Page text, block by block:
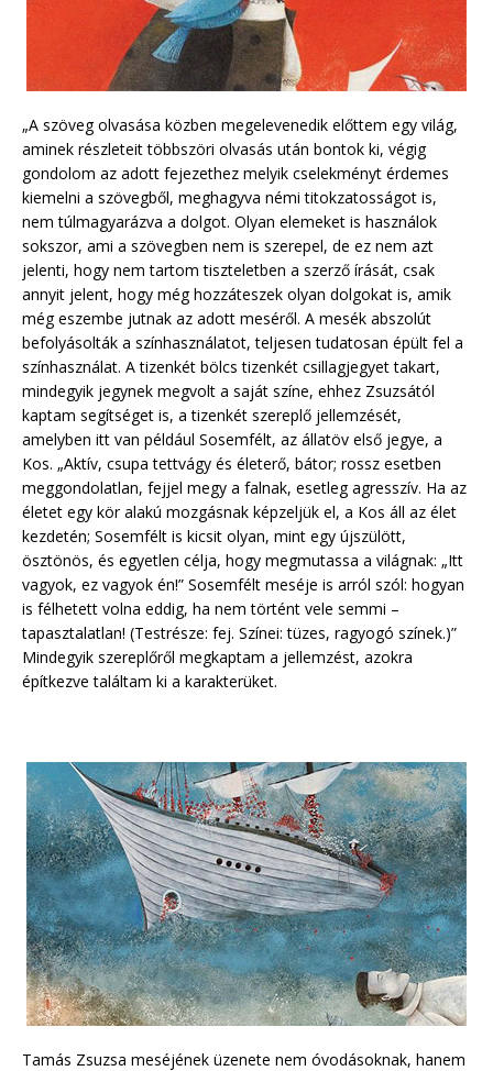
„A szöveg olvasása közben megelevenedik előttem egy világ,
aminek részleteit többszöri olvasás után bontok ki, végig
gondolom az adott fejezethez melyik cselekményt érdemes
kiemelni a szövegből, meghagyva némi titokzatosságot is,
nem túlmagyarázva a dolgot. Olyan elemeket is használok
sokszor, ami a szövegben nem is szerepel, de ez nem azt
jelenti, hogy nem tartom tiszteletben a szerző írását, csak
annyit jelent, hogy még hozzáteszek olyan dolgokat is, amik
még eszembe jutnak az adott meséről. A mesék abszolút
befolyásolták a színhasználatot, teljesen tudatosan épült fel a
színhasználat. A tizenkét bölcs tizenkét csillagjegyet takart,
mindegyik jegynek megvolt a saját színe, ehhez Zsuzsától
kaptam segítséget is, a tizenkét szereplő jellemzését,
amelyben itt van például Sosemfélt, az állatöv első jegye, a
Kos. „Aktív, csupa tettvágy és életerő, bátor; rossz esetben
meggondolatlan, fejjel megy a falnak, esetleg agresszív. Ha az
életet egy kör alakú mozgásnak képzeljük el, a Kos áll az élet
kezdetén; Sosemfélt is kicsit olyan, mint egy újszülött,
ösztönös, és egyetlen célja, hogy megmutassa a világnak: „Itt
vagyok, ez vagyok én!” Sosemfélt meséje is arról szól: hogyan
is félhetett volna eddig, ha nem történt vele semmi –
tapasztalatlan! (Testrésze: fej. Színei: tüzes, ragyogó színek.)”
Mindegyik szereplőről megkaptam a jellemzést, azokra
építkezve találtam ki a karakterüket.
Tamás Zsuzsa meséjének üzenete nem óvodásoknak, hanem